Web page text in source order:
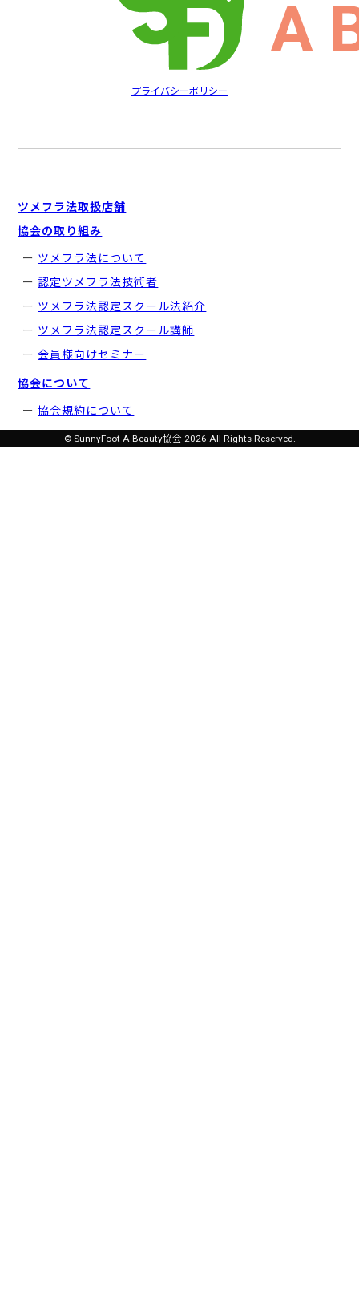
プライバシーポリシー
ツメフラ法取扱店舗
協会の取り組み
ツメフラ法について
認定ツメフラ法技術者
ツメフラ法認定スクール法紹介
ツメフラ法認定スクール講師
会員様向けセミナー
協会について
協会規約について
© SunnyFoot A Beauty協会 2026 All Rights Reserved.